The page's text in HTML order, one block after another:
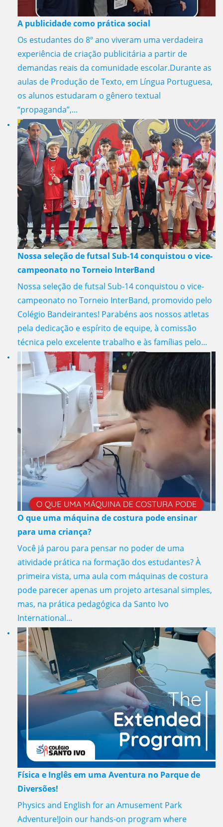
A publicidade como prática social
Os estudantes do 8º ano viveram uma verdadeira
experiência de criação publicitária a partir de
demandas reais da comunidade escolar.Durante as
aulas de Produção de Texto, em Língua Portuguesa,
os alunos estudaram o gênero textual
“propaganda”,...
Nossa seleção de futsal Sub-14 conquistou o vice-
campeonato no Torneio InterBand
Nossa seleção de futsal Sub-14 conquistou o vice-
campeonato no Torneio InterBand, promovido pelo
Colégio Bandeirantes! Parabéns aos nossos atletas
pela dedicação e espírito de equipe, à comissão
técnica pelo excelente trabalho e às famílias pelo...
O que uma máquina de costura pode ensinar
para uma criança?
Você já parou para pensar no poder de uma
atividade prática na formação dos estudantes? À
primeira vista, uma aula com máquinas de costura
pode parecer apenas um projeto artesanal simples,
mas, na prática pedagógica da Santo Ivo
International...
Física e Inglês em uma Aventura no Parque de
Diversões!
Physics and English for an Amusement Park
Adventure!Join our hands-on program where